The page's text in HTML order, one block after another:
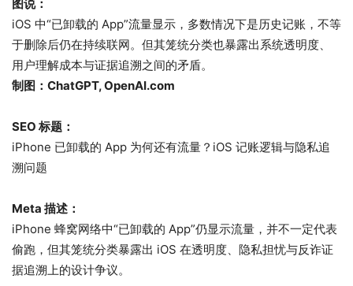
图说：
iOS 中“已卸载的 App”流量显示，多数情况下是历史记账，不等
于删除后仍在持续联网。但其笼统分类也暴露出系统透明度、
用户理解成本与证据追溯之间的矛盾。
制图：ChatGPT, OpenAI.com
SEO 标题：
iPhone 已卸载的 App 为何还有流量？iOS 记账逻辑与隐私追
溯问题
Meta 描述：
iPhone 蜂窝网络中“已卸载的 App”仍显示流量，并不一定代表
偷跑，但其笼统分类暴露出 iOS 在透明度、隐私担忧与反诈证
据追溯上的设计争议。